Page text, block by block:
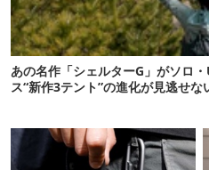
あの名作「シェルターG」がソロ
ス“新作3テント”の進化が見逃せな